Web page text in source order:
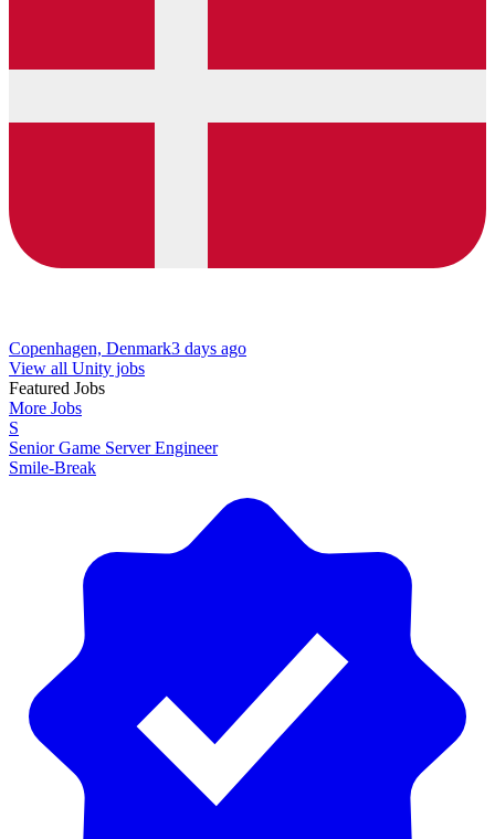
Copenhagen, Denmark3 days ago
View all Unity jobs
Featured Jobs
More Jobs
S
Senior Game Server Engineer
Smile-Break